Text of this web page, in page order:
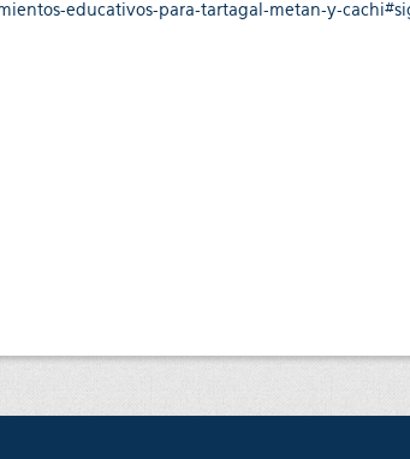
educativos-para-tartagal-metan-y-